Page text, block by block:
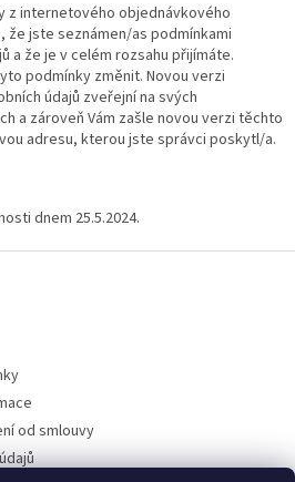
z internetového objednávkového
jste seznámen/as podmínkami
a že je v celém rozsahu přijímáte.
podmínky změnit. Novou verzi
údajů zveřejní na svých
a zároveň Vám zašle novou verzi těchto
adresu, kterou jste správci poskytl/a.
dnem 25.5.2024.
od smlouvy